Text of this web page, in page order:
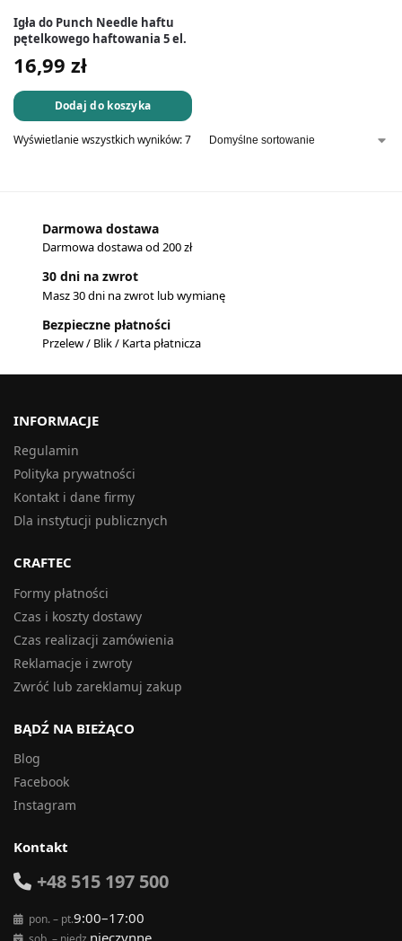
Igła do Punch Needle haftu
pętelkowego haftowania 5 el.
16,99 zł
Dodaj do koszyka
Wyświetlanie wszystkich wyników: 7
Darmowa dostawa
Darmowa dostawa od 200 zł
30 dni na zwrot
Masz 30 dni na zwrot lub wymianę
Bezpieczne płatności
Przelew / Blik / Karta płatnicza
INFORMACJE
Regulamin
Polityka prywatności
Kontakt i dane firmy
Dla instytucji publicznych
CRAFTEC
Formy płatności
Czas i koszty dostawy
Czas realizacji zamówienia
Reklamacje i zwroty
Zwróć lub zareklamuj zakup
BĄDŹ NA BIEŻĄCO
Blog
Facebook
Instagram
Kontakt
+48 515 197 500
pon. – pt.9:00–17:00
nieczynne